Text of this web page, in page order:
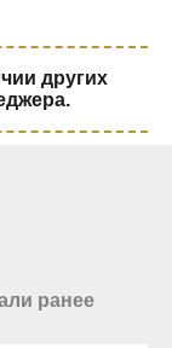
других
ранее